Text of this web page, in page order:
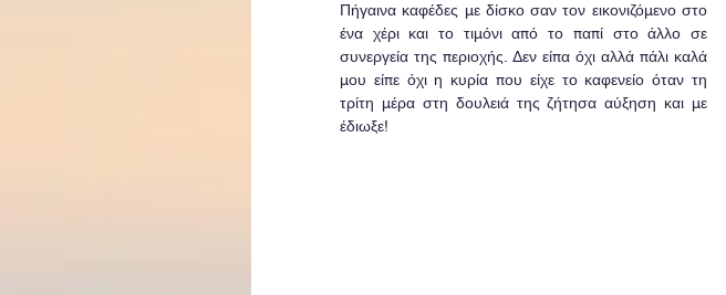
Πήγαινα καφέδες με δίσκο σαν τον εικονιζόμενο στο
ένα χέρι και το τιμόνι από το παπί στο άλλο σε
συνεργεία της περιοχής. Δεν είπα όχι αλλά πάλι καλά
μου είπε όχι η κυρία που είχε το καφενείο όταν τη
τρίτη μέρα στη δουλειά της ζήτησα αύξηση και με
έδιωξε!